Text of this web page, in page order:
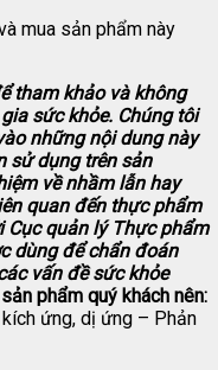
mua sản phẩm này
tham khảo và không
sức khỏe. Chúng tôi
những nội dung này
sử dụng trên sản
về nhầm lẫn hay
quan đến thực phẩm
quản lý Thực phẩm
dùng để chẩn đoán
vấn đề sức khỏe
phẩm quý khách nên:
ứng, dị ứng – Phản